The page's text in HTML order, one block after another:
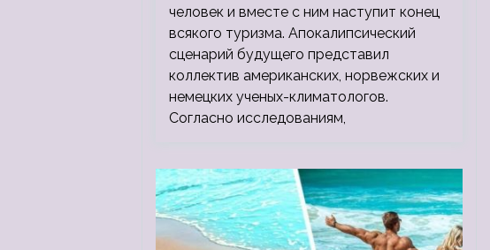
человек и вместе с ним наступит конец
всякого туризма. Апокалипсический
сценарий будущего представил
коллектив американских, норвежских и
немецких ученых-климатологов.
Согласно исследованиям,